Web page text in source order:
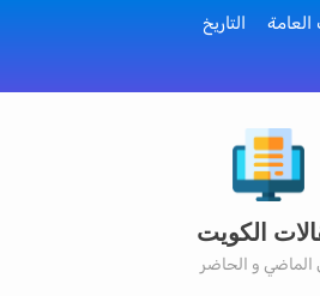
العامة التاريخ
الكويت
الماضي و الحاضر